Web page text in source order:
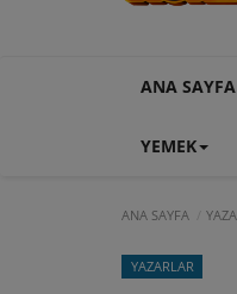
ANA SAYFA
YEMEK
ANA SAYFA
YAZARLAR